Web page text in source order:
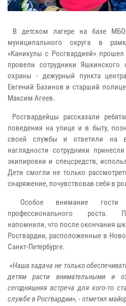
В детском лагере на базе
муниципального округа в
«Каникулы с Росгвардией»
провели сотрудники Яшкинского
охраны - дежурный пункта
Евгений Базинов и старший
Максим Агеев.
Росгвардейцы рассказали
поведения на улице и в быту,
своей службы и ответили на
наглядности сотрудники
экипировки и спецсредств,
Дети смогли не только
снаряжение, почувствовав себя в
Особое внимание гости
профессионального роста.
напомнили, что после окончания
Росгвардии, расположенные в
Санкт-Петербурге.
«Наша задача не только
детям расти внимательными и
сегодняшняя встреча для кого-то
службе в Росгвардии», - отметил